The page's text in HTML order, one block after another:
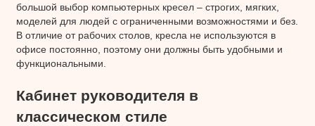
большой выбор компьютерных кресел – строгих, мягких,
моделей для людей с ограниченными возможностями и без.
В отличие от рабочих столов, кресла не используются в
офисе постоянно, поэтому они должны быть удобными и
функциональными.
Кабинет руководителя в
классическом стиле